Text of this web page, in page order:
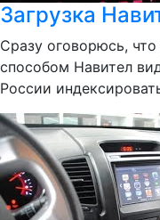
Загрузка
Сразу оговорюсь,
способом Навител
России